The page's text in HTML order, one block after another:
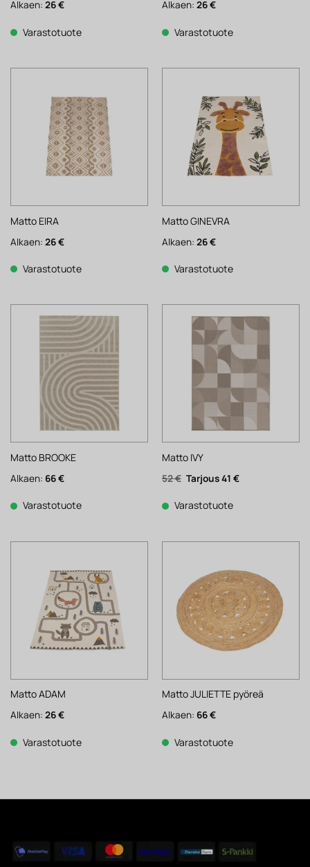
Alkaen: 26€
Varastotuote
Alkaen: 26€
Varastotuote
Matto EIRA
Alkaen: 26€
Varastotuote
Matto GINEVRA
Alkaen: 26€
Varastotuote
Matto BROOKE
Alkaen: 66€
Varastotuote
Matto IVY
52€ Alkuperäinen
hinta
52 €.
41 €Nykyinen
Varastotuote
Matto ADAM
Alkaen: 26€
Varastotuote
Matto JULIETTE pyöreä
Alkaen: 66€
Varastotuote